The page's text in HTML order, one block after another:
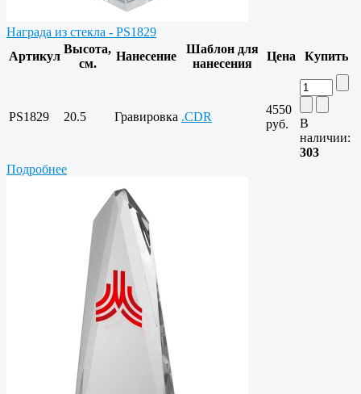
Награда из стекла - PS1829
Артикул
Высота,
см.
Нанесение
Шаблон для
нанесения
Цена Купить
PS1829 20.5 Гравировка .CDR
4550
руб.
В
наличии:
303
Подробнее